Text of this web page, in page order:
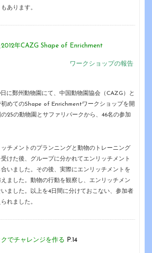
あります。
年CAZG Shape of Enrichment
ショップの報告
日に鄭州動物園にて、中国動物園協会（CAZG）と
めてのShape of Enrichmentワークショップを開
25の動物園とサファリパークから、46名の参加
チメントのプランニングと動物のトレーニング
けた後、グループに分かれてエンリッチメント
いました。その後、実際にエンリッチメントを
ました。動物の行動を観察し、エンリッチメン
いました。以上を4日間に分けておこない、参加者
れました。
でチャレンジを作る P.14